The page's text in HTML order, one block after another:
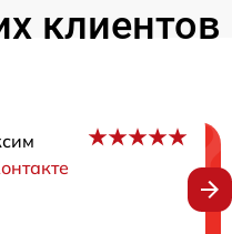
клиентов